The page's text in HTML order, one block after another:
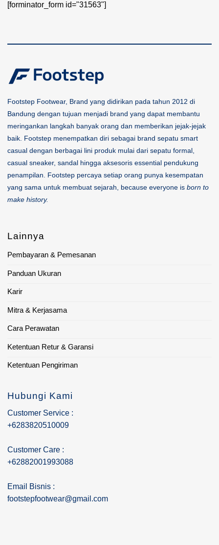
[forminator_form id="31563"]
Footstep Footwear, Brand yang didirikan pada tahun 2012 di
Bandung dengan tujuan menjadi brand yang dapat membantu
meringankan langkah banyak orang dan memberikan jejak-jejak
baik. Footstep menempatkan diri sebagai brand sepatu smart
casual dengan berbagai lini produk mulai dari sepatu formal,
casual sneaker, sandal hingga aksesoris essential pendukung
penampilan. Footstep percaya setiap orang punya kesempatan
yang sama untuk membuat sejarah, because everyone is born to
make history.
Lainnya
Pembayaran & Pemesanan
Panduan Ukuran
Karir
Mitra & Kerjasama
Cara Perawatan
Ketentuan Retur & Garansi
Ketentuan Pengiriman
Hubungi Kami
Customer Service :
+6283820510009
Customer Care :
+62882001993088
Email Bisnis :
footstepfootwear@gmail.com